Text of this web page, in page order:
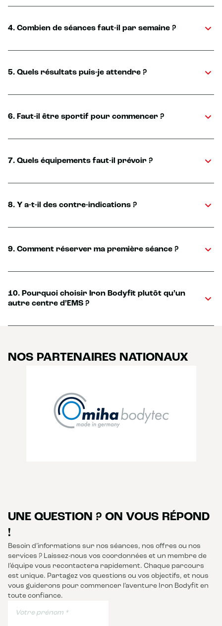
4. Combien de séances faut-il par semaine ?
5. Quels résultats puis-je attendre ?
6. Faut-il être sportif pour commencer ?
7. Quels équipements faut-il prévoir ?
8. Y a-t-il des contre-indications ?
9. Comment réserver ma première séance ?
10. Pourquoi choisir Iron Bodyfit plutôt qu’un
autre centre d’EMS ?
NOS PARTENAIRES NATIONAUX
UNE QUESTION ? ON VOUS RÉPOND
!
Besoin d’informations sur nos séances, nos offres ou nos
services ? Laissez-nous vos coordonnées et un membre de
l’équipe vous recontactera rapidement. Chaque parcours
est unique. Partagez vos questions ou vos objectifs, et nous
vous guiderons pour commencer l’aventure Iron Bodyfit en
toute confiance.